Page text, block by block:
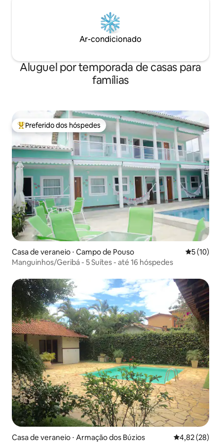
Ar-condicionado
Aluguel por temporada de casas para
famílias
Entre os melhores preferidos dos hóspedes
Preferido dos hóspedes
Casa de veraneio ⋅ Campo de Pouso 5 de uma
5 (10)
Manguinhos/Geribá - 5 Suítes - até 16 hóspedes
Casa de veraneio ⋅ Armação dos Búzios 4,82 de uma
4,82 (28)